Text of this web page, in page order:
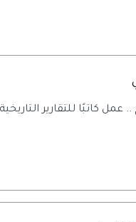
عمل كاتبًا للتقارير